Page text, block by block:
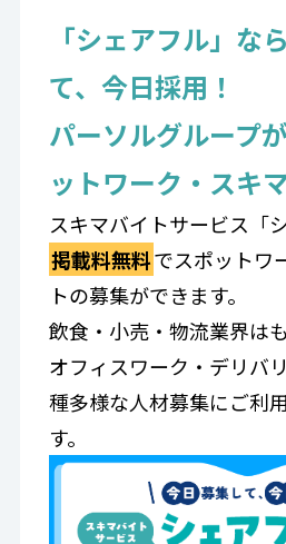
「シェアフル」な
て、今日採用！
パーソルグループ
ットワーク・スキ
スキマバイトサービス「
掲載料無料でスポットワ
トの募集ができます。
飲食・小売・物流業界は
オフィスワーク・デリバ
種多様な人材募集にご利
す。